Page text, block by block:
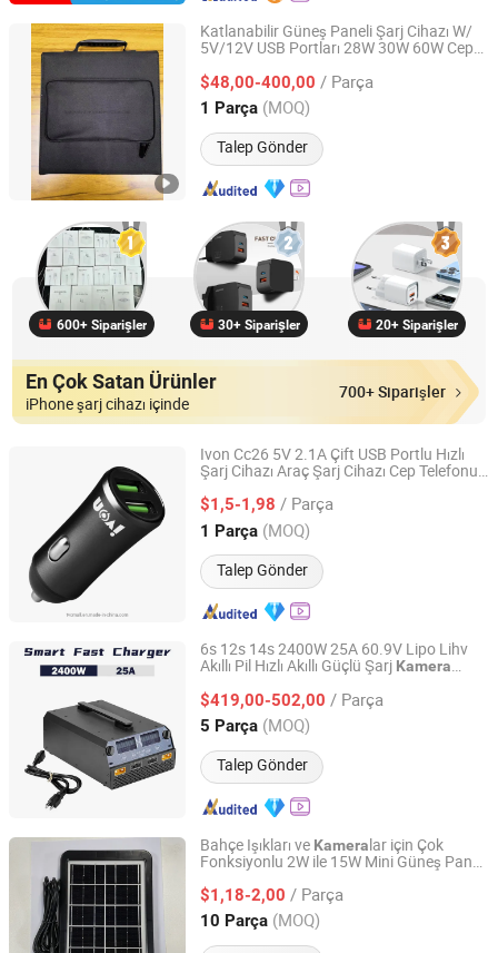
Katlanabilir Güneş Paneli Şarj Cihazı W/
5V/12V USB Portları 28W 30W 60W Cep
DijitalKameraiçin Taşınabilir Güneş Şarj
Cihazı
$48,00-400,00 / Parça
1 Parça (MOQ)
Talep Gönder
Guangzhou Hongzhouyi Technology Co., Ltd.
Guangdong, China Fiyat 2022
600+ Siparişler 30+ Siparişler 20+ Siparişler
En Çok Satan Ürünler
iPhone şarj cihazı içinde
700+ Siparişler
Ivon Cc26 5V 2.1A Çift USB Portlu Hızlı
Şarj Cihazı Araç Şarj Cihazı Cep Telefonu
Daha Fazlası için
$1,5-1,98 / Parça
1 Parça (MOQ)
Talep Gönder
Colpoint Technology Limited
Guangdong, China Fiyat 2022
6s 12s 14s 2400W 25A 60.9V Lipo Lihv
Akıllı Pil Hızlı Akıllı Güçlü Şarj Kamera
Cihazı
$419,00-502,00 / Parça
5 Parça (MOQ)
Talep Gönder
Nanjing Hongfei Aviation Technology Co., Ltd.
Jiangsu, China Fiyat 2025
Bahçe Işıkları ve Kameralar için Çok
Fonksiyonlu 2W ile 15W Mini Güneş Paneli
$1,18-2,00 / Parça
10 Parça (MOQ)
Shenzhen Rcsunpower Co., Ltd.
Guangdong, China Fiyat 2023